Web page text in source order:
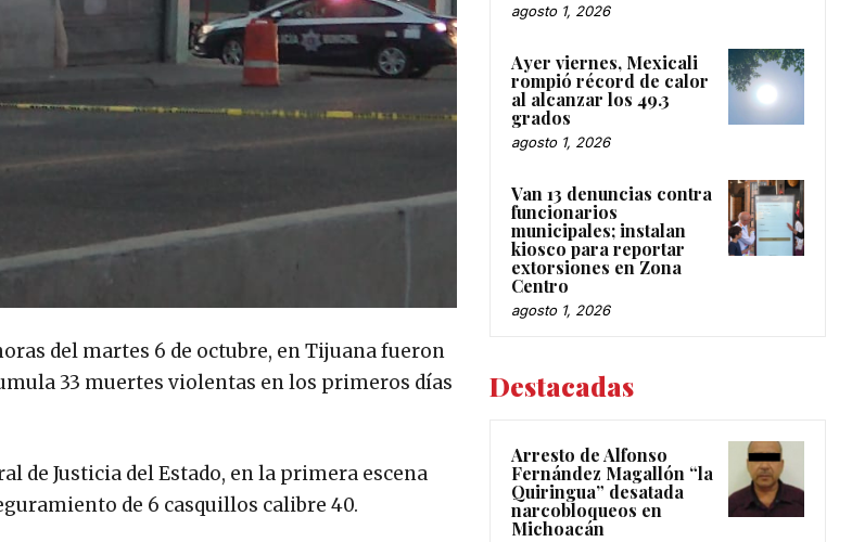
del martes 6 de octubre, en Tijuana fueron
33 muertes violentas en los primeros días
de Justicia del Estado, en la primera escena
de 6 casquillos calibre 40.
agosto 1, 2026
Ayer viernes, Mexicali
rompió récord de calor
al alcanzar los 49.3
grados
agosto 1, 2026
Van 13 denuncias contra
funcionarios
municipales; instalan
kiosco para reportar
extorsiones en Zona
Centro
agosto 1, 2026
Destacadas
Arresto de Alfonso
Fernández Magallón “la
Quiringua” desatada
narcobloqueos en
Michoacán